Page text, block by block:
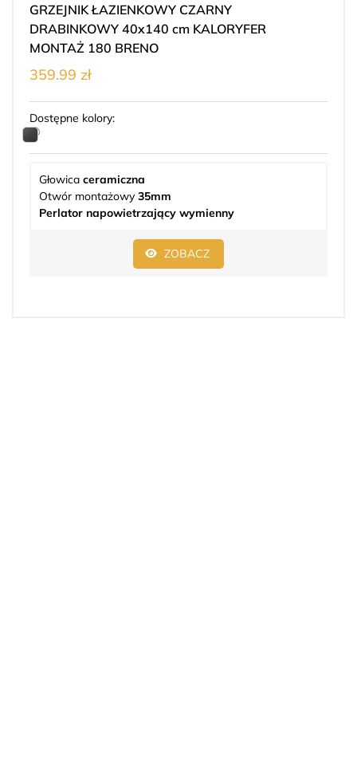
GRZEJNIK ŁAZIENKOWY CZARNY
DRABINKOWY 40x140 cm KALORYFER
MONTAŻ 180 BRENO
359.99 zł
Dostępne kolory:
Głowica ceramiczna
Otwór montażowy 35mm
Perlator napowietrzający wymienny
ZOBACZ